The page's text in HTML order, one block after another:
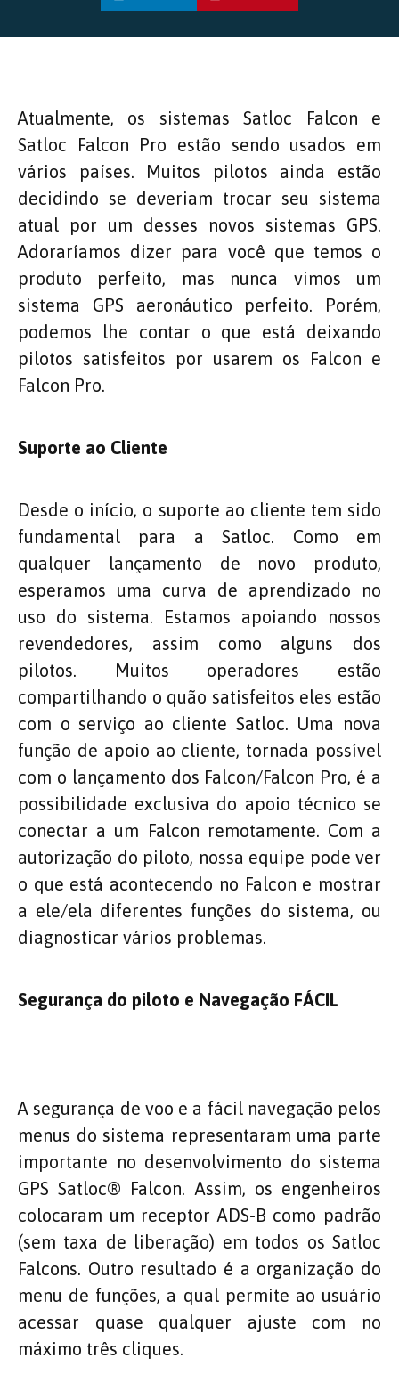
Atualmente, os sistemas Satloc Falcon e
Satloc Falcon Pro estão sendo usados em
vários países. Muitos pilotos ainda estão
decidindo se deveriam trocar seu sistema
atual por um desses novos sistemas GPS.
Adoraríamos dizer para você que temos o
produto perfeito, mas nunca vimos um
sistema GPS aeronáutico perfeito. Porém,
podemos lhe contar o que está deixando
pilotos satisfeitos por usarem os Falcon e
Falcon Pro.
Suporte ao Cliente
Desde o início, o suporte ao cliente tem sido
fundamental para a Satloc. Como em
qualquer lançamento de novo produto,
esperamos uma curva de aprendizado no
uso do sistema. Estamos apoiando nossos
revendedores, assim como alguns dos
pilotos. Muitos operadores estão
compartilhando o quão satisfeitos eles estão
com o serviço ao cliente Satloc. Uma nova
função de apoio ao cliente, tornada possível
com o lançamento dos Falcon/Falcon Pro, é a
possibilidade exclusiva do apoio técnico se
conectar a um Falcon remotamente. Com a
autorização do piloto, nossa equipe pode ver
o que está acontecendo no Falcon e mostrar
a ele/ela diferentes funções do sistema, ou
diagnosticar vários problemas.
Segurança do piloto e Navegação FÁCIL
A segurança de voo e a fácil navegação pelos
menus do sistema representaram uma parte
importante no desenvolvimento do sistema
GPS Satloc® Falcon. Assim, os engenheiros
colocaram um receptor ADS-B como padrão
(sem taxa de liberação) em todos os Satloc
Falcons. Outro resultado é a organização do
menu de funções, a qual permite ao usuário
acessar quase qualquer ajuste com no
máximo três cliques.